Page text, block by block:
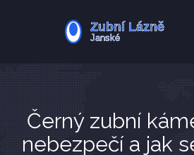
Zotavení po extrakci
Zub 38 péče
Černý zubní
nebezpečí a jak